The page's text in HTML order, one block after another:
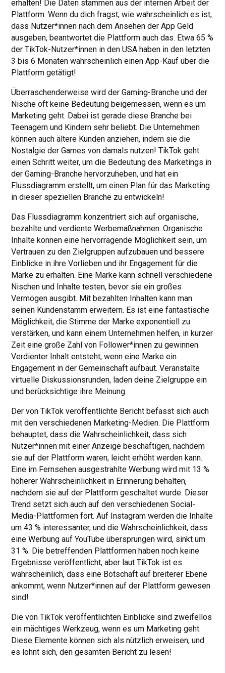
erhalten! Die Daten stammen aus der internen Arbeit der
Plattform. Wenn du dich fragst, wie wahrscheinlich es ist,
dass Nutzer*innen nach dem Ansehen der App Geld
ausgeben, beantwortet die Plattform auch das. Etwa 65 %
der TikTok-Nutzer*innen in den USA haben in den letzten
3 bis 6 Monaten wahrscheinlich einen App-Kauf über die
Plattform getätigt!
Überraschenderweise wird der Gaming-Branche und der
Nische oft keine Bedeutung beigemessen, wenn es um
Marketing geht. Dabei ist gerade diese Branche bei
Teenagern und Kindern sehr beliebt. Die Unternehmen
können auch ältere Kunden anziehen, indem sie die
Nostalgie der Games von damals nutzen! TikTok geht
einen Schritt weiter, um die Bedeutung des Marketings in
der Gaming-Branche hervorzuheben, und hat ein
Flussdiagramm erstellt, um einen Plan für das Marketing
in dieser speziellen Branche zu entwickeln!
Das Flussdiagramm konzentriert sich auf organische,
bezahlte und verdiente Werbemaßnahmen. Organische
Inhalte können eine hervorragende Möglichkeit sein, um
Vertrauen zu den Zielgruppen aufzubauen und bessere
Einblicke in ihre Vorlieben und ihr Engagement für die
Marke zu erhalten. Eine Marke kann schnell verschiedene
Nischen und Inhalte testen, bevor sie ein großes
Vermögen ausgibt. Mit bezahlten Inhalten kann man
seinen Kundenstamm erweitern. Es ist eine fantastische
Möglichkeit, die Stimme der Marke exponentiell zu
verstärken, und kann einem Unternehmen helfen, in kurzer
Zeit eine große Zahl von Follower*innen zu gewinnen.
Verdienter Inhalt entsteht, wenn eine Marke ein
Engagement in der Gemeinschaft aufbaut. Veranstalte
virtuelle Diskussionsrunden, laden deine Zielgruppe ein
und berücksichtige ihre Meinung.
Der von TikTok veröffentlichte Bericht befasst sich auch
mit den verschiedenen Marketing-Medien. Die Plattform
behauptet, dass die Wahrscheinlichkeit, dass sich
Nutzer*innen mit einer Anzeige beschäftigen, nachdem
sie auf der Plattform waren, leicht erhöht werden kann.
Eine im Fernsehen ausgestrahlte Werbung wird mit 13 %
höherer Wahrscheinlichkeit in Erinnerung behalten,
nachdem sie auf der Plattform geschaltet wurde. Dieser
Trend setzt sich auch auf den verschiedenen Social-
Media-Plattformen fort. Auf Instagram werden die Inhalte
um 43 % interessanter, und die Wahrscheinlichkeit, dass
eine Werbung auf YouTube übersprungen wird, sinkt um
31 %. Die betreffenden Plattformen haben noch keine
Ergebnisse veröffentlicht, aber laut TikTok ist es
wahrscheinlich, dass eine Botschaft auf breiterer Ebene
ankommt, wenn Nutzer*innen auf der Plattform gewesen
sind!
Die von TikTok veröffentlichten Einblicke sind zweifellos
ein mächtiges Werkzeug, wenn es um Marketing geht.
Diese Elemente können sich als nützlich erweisen, und
es lohnt sich, den gesamten Bericht zu lesen!